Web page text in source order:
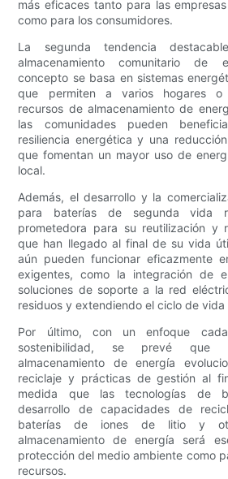
más eficaces tanto para las
como para los consumidores.
La segunda tendencia
almacenamiento comunitario de
concepto se basa en sistemas
que permiten a varios hogares o
recursos de almacenamiento de
las comunidades pueden
resiliencia energética y una
que fomentan un mayor uso de
local.
Además, el desarrollo y la
para baterías de segunda vida
prometedora para su reutilización y
que han llegado al final de su vida
aún pueden funcionar eficazmente
exigentes, como la integración de
soluciones de soporte a la red
residuos y extendiendo el ciclo de
Por último, con un enfoque
sostenibilidad, se prevé que
almacenamiento de energía
reciclaje y prácticas de gestión al
medida que las tecnologías de
desarrollo de capacidades de
baterías de iones de litio y
almacenamiento de energía será
protección del medio ambiente como
recursos.